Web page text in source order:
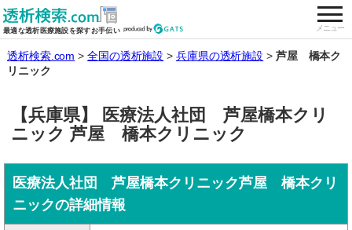
最適な透析医療施設を探すお手伝い メニュー
全国の透析施設を検索する
透析検索.com 全国の透析施設 兵庫県の透析施設
芦屋 橋本ク
リニック
【兵庫県】 医療法人社団 芦屋橋本クリ
ニック 芦屋 橋本クリニック
医療法人社団 芦屋橋本クリニック芦屋 橋本クリ
ニックの詳細情報